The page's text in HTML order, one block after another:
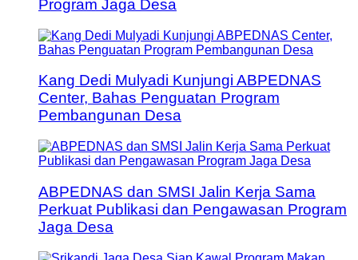
Program Jaga Desa
Kang Dedi Mulyadi Kunjungi ABPEDNAS
Center, Bahas Penguatan Program
Pembangunan Desa
ABPEDNAS dan SMSI Jalin Kerja Sama
Perkuat Publikasi dan Pengawasan Program
Jaga Desa